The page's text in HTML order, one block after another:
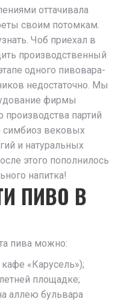
оттачивала
своим потомкам.
Чоб приехал в
производственный
одного пивовара-
недостаточно. Мы
фирмы
производства партий
симбиоз вековых
и натуральных
этого пополнилось
напитка!
ПИВО В
пива можно:
«Карусель»);
площадке;
аллею бульвара